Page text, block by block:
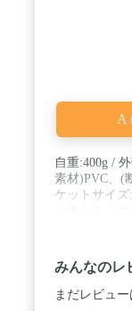
自重:400g /
素材)PVC、(
ケットサイ
みんなのレ
まだレビュ